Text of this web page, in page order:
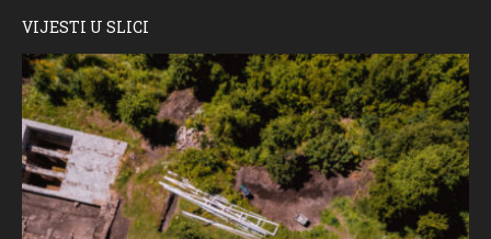
VIJESTI U SLICI